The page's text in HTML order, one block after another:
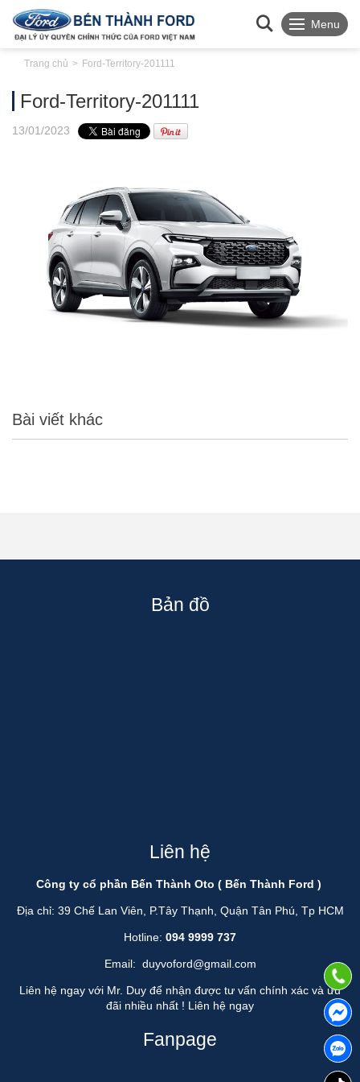
Menu
Trang chủ Ford-Territory-201111
Ford-Territory-201111
13/01/2023
Bài viết khác
Bản đồ
Liên hệ
Công ty cổ phần Bến Thành Oto ( Bến Thành Ford )
Địa chỉ: 39 Chế Lan Viên, P.Tây Thạnh, Quận Tân Phú, Tp HCM
Hotline: 094 9999 737
Email: duyvoford@gmail.com
Liên hệ ngay với Mr. Duy để nhận được tư vấn chính xác và ưu
đãi nhiều nhất ! Liên hệ ngay
Fanpage